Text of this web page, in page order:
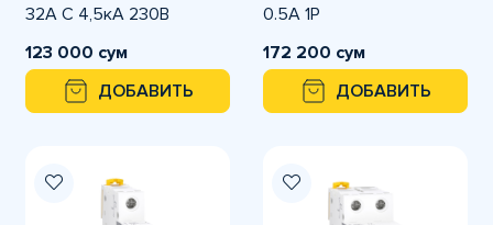
32А С 4,5кА 230В
123 000 сум
ДОБАВИТЬ
0.5A 1P
172 200 сум
ДОБАВИТЬ